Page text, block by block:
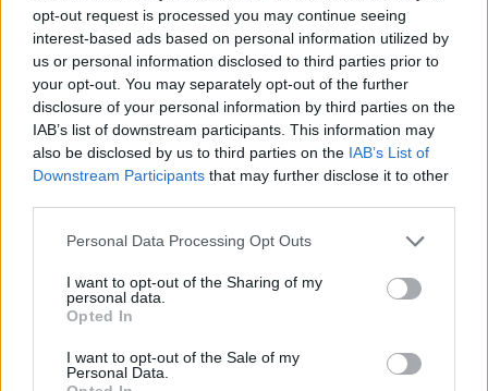
opt-out request is processed you may continue seeing
interest-based ads based on personal information utilized by
us or personal information disclosed to third parties prior to
your opt-out. You may separately opt-out of the further
disclosure of your personal information by third parties on the
IAB’s list of downstream participants. This information may
also be disclosed by us to third parties on the IAB’s List of
Downstream Participants that may further disclose it to other
Personal Data Processing Opt Outs
I want to opt-out of the Sharing of my
personal data.
Opted In
I want to opt-out of the Sale of my
Personal Data.
Info
Tietoa meistä
Mediatiedot
Yhteistyössä
Kesä!
Päivän Lehti
Lifestyle
Matkailu
Viihdeuutiset